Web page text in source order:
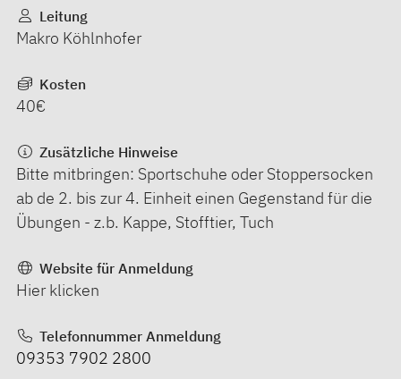
Leitung
Makro Köhlnhofer
Kosten
40€
Zusätzliche Hinweise
Bitte mitbringen: Sportschuhe oder Stoppersocken
ab de 2. bis zur 4. Einheit einen Gegenstand für die
Übungen - z.b. Kappe, Stofftier, Tuch
Website für Anmeldung
Hier klicken
Telefonnummer Anmeldung
09353 7902 2800